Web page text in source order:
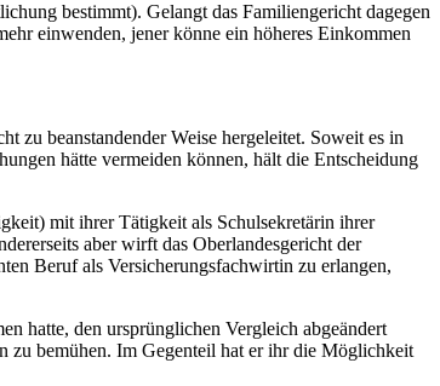
bestimmt). Gelangt das Familiengericht dagegen
einwenden, jener könne ein höheres Einkommen
zu beanstandender Weise hergeleitet. Soweit es in
hätte vermeiden können, hält die Entscheidung
mit ihrer Tätigkeit als Schulsekretärin ihrer
aber wirft das Oberlandesgericht der
Beruf als Versicherungsfachwirtin zu erlangen,
hatte, den ursprünglichen Vergleich abgeändert
zu bemühen. Im Gegenteil hat er ihr die Möglichkeit